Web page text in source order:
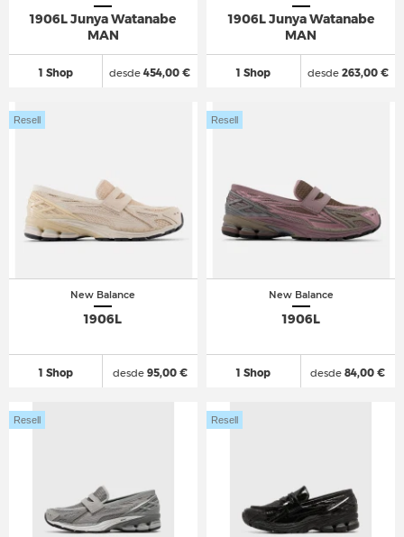
1906L Junya Watanabe
MAN
1 Shop desde 454,00 €
1906L Junya Watanabe
MAN
1 Shop desde263,00 €
New Balance
1906L
1 Shop
Resell
desde95,00 €
New Balance
1906L
1 Shop
Resell
desde 84,00 €
Resell Resell